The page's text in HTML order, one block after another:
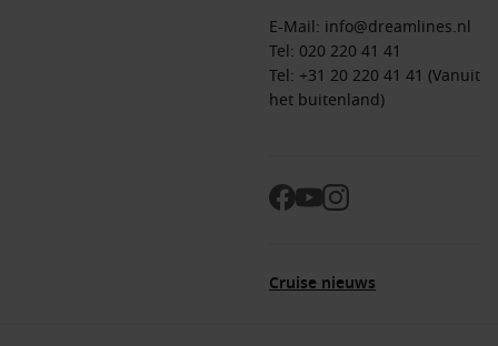
E-Mail: info@dreamlines.nl
Tel: 020 220 41 41
Tel: +31 20 220 41 41 (Vanuit
het buitenland)
Cruise nieuws